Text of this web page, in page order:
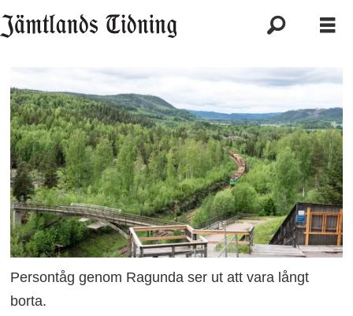
Persontåg genom Ragunda ser ut att vara långt
borta.